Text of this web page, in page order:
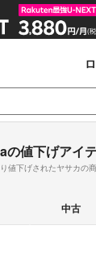
の値下げアイ
値下げされたヤサカの
中古